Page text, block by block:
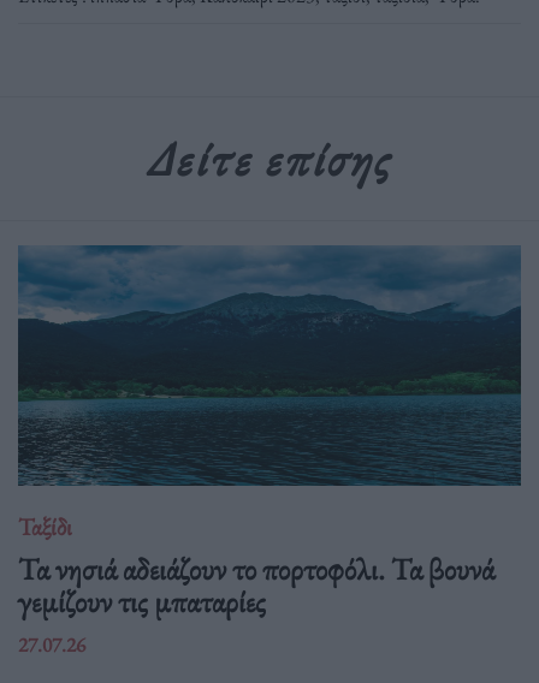
Δείτε επίσης
Ταξίδι
Τα νησιά αδειάζουν το πορτοφόλι. Τα βουνά
γεμίζουν τις μπαταρίες
27.07.26